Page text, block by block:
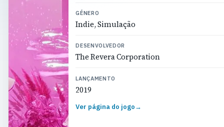
GÉNERO
Indie, Simulação
DESENVOLVEDOR
The Revera Corporation
LANÇAMENTO
2019
Ver página do jogo→